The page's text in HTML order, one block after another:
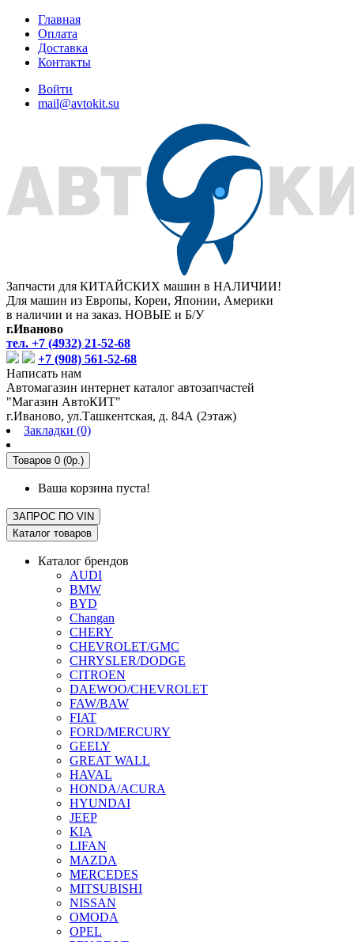
Главная
Оплата
Доставка
Контакты
Войти
mail@avtokit.su
Запчасти для КИТАЙСКИХ машин в НАЛИЧИИ!
Для машин из Европы, Кореи, Японии, Америки
в наличии и на заказ. НОВЫЕ и Б/У
г.Иваново
тел. +7 (4932) 21-52-68
+7 (908) 561-52-68
Написать нам
Автомагазин интернет каталог автозапчастей
"Магазин АвтоКИТ"
г.Иваново, ул.Ташкентская, д. 84А (2этаж)
Закладки (0)
Товаров 0 (0р.)
Ваша корзина пуста!
ЗАПРОС ПО VIN
Каталог товаров
Каталог брендов
AUDI
BMW
BYD
Changan
CHERY
CHEVROLET/GMC
CHRYSLER/DODGE
CITROEN
DAEWOO/CHEVROLET
FAW/BAW
FIAT
FORD/MERCURY
GEELY
GREAT WALL
HAVAL
HONDA/ACURA
HYUNDAI
JEEP
KIA
LIFAN
MAZDA
MERCEDES
MITSUBISHI
NISSAN
OMODA
OPEL